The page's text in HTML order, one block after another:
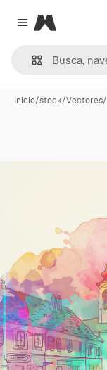
Close menu
Magnific
Inicio/stock/Vectores/